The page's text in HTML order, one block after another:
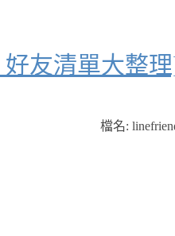
友清單大整
檔名: